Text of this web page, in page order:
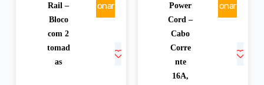
Rail –
Bloco
com 2
tomad
as
onar
Power
Cord –
Cabo
Corre
nte
16A,
onar